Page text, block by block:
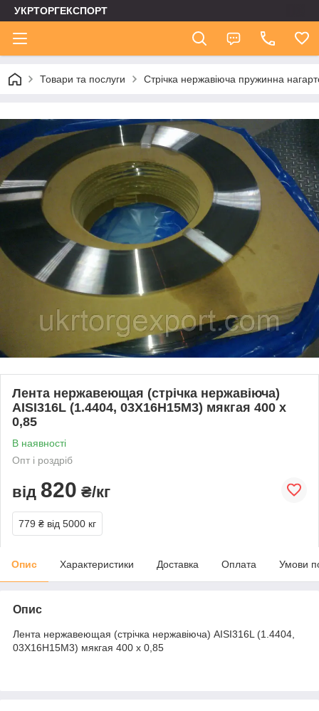
УКРТОРГЕКСПОРТ
Товари та послуги Стрічка нержавіюча пружинна
Лента нержавеющая (стрічка нержавіюча)
AISI316L (1.4404, 03Х16Н15М3) мякгая 400 х
0,85
В наявності
Опт і роздріб
від 820 ₴/кг
779 ₴ від 5000 кг
Опис Характеристики Доставка Оплата Умови
Опис
Лента нержавеющая (стрічка нержавіюча) AISI316L (1.4404,
03Х16Н15М3) мякгая 400 х 0,85